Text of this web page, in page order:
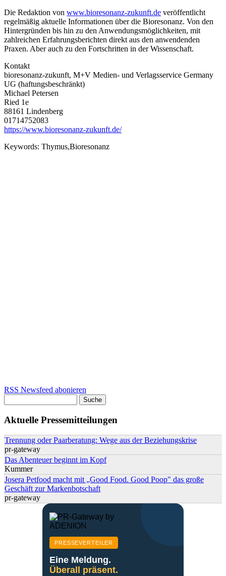
Die Redaktion von www.bioresonanz-zukunft.de veröffentlicht
regelmäßig aktuelle Informationen über die Bioresonanz. Von den
Hintergründen bis hin zu den Anwendungsmöglichkeiten, mit
zahlreichen Erfahrungsberichten direkt aus den anwendenden
Praxen. Aber auch zu den Fortschritten in der Wissenschaft.
Kontakt
bioresonanz-zukunft, M+V Medien- und Verlagsservice Germany
UG (haftungsbeschränkt)
Michael Petersen
Ried 1e
88161 Lindenberg
01714752083
https://www.bioresonanz-zukunft.de/
Keywords: Thymus,Bioresonanz
RSS Newsfeed abonieren
Aktuelle Pressemitteilungen
Trennung oder Paarberatung: Wege aus der Beziehungskrise
pr-gateway
Das Abenteuer beginnt im Kopf
Kummer
Josera Petfood macht mit „Good Food. Good Poop" das große
Geschäft zur Markenbotschaft
pr-gateway
PRESSEVERTEILER
Eine Meldung.
Überall präsent.